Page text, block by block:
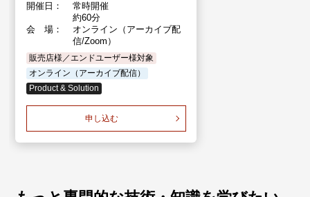
開催日：
常時開催
約60分
会 場：
オンライン（アーカイブ配
信/Zoom）
販売店様／エンドユーザー様対象
オンライン（アーカイブ配信）
Product & Solution
申し込む